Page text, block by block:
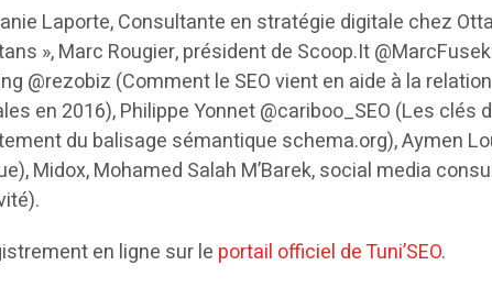
Laporte, Consultante en stratégie digitale chez
», Marc Rougier, président de Scoop.It
@rezobiz (Comment le SEO vient en aide à la
en 2016), Philippe Yonnet @cariboo_SEO (Les clés
du balisage sémantique schema.org), Aymen
Midox, Mohamed Salah M’Barek, social media
en ligne sur le portail officiel de Tuni’SEO.